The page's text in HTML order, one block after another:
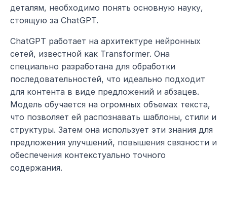
деталям, необходимо понять основную науку,
стоящую за ChatGPT.
ChatGPT работает на архитектуре нейронных
сетей, известной как Transformer. Она
специально разработана для обработки
последовательностей, что идеально подходит
для контента в виде предложений и абзацев.
Модель обучается на огромных объемах текста,
что позволяет ей распознавать шаблоны, стили и
структуры. Затем она использует эти знания для
предложения улучшений, повышения связности и
обеспечения контекстуально точного
содержания.